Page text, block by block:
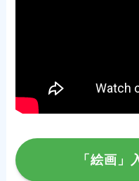
「絵画」